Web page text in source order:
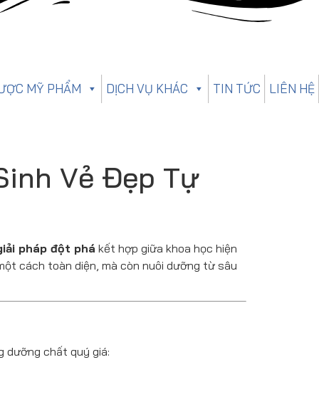
MỸ PHẨM DỊCH VỤ KHÁC TIN TỨC LIÊN HỆ
Vẻ Đẹp Tự
pháp đột phá kết hợp giữa khoa học hiện
cách toàn diện, mà còn nuôi dưỡng từ sâu
dưỡng chất quý giá: